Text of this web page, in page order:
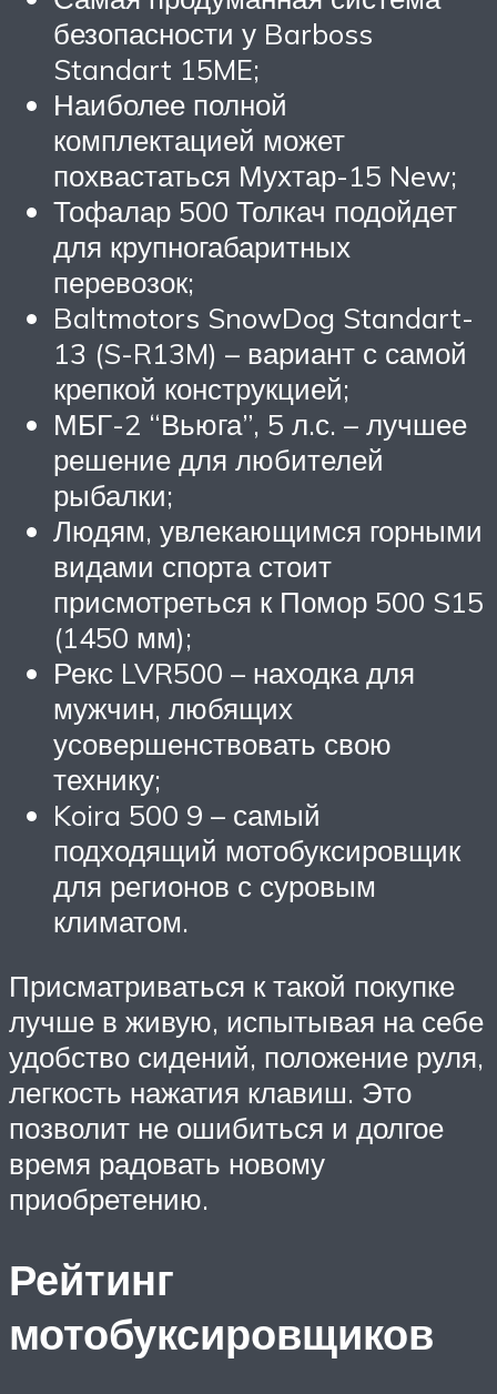
безопасности у Barboss
Standart 15ME;
Наиболее полной
комплектацией может
похвастаться Мухтар-15 New;
Тофалар 500 Толкач подойдет
для крупногабаритных
перевозок;
Baltmotors SnowDog Standart-
13 (S-R13M) – вариант с самой
крепкой конструкцией;
МБГ-2 “Вьюга”, 5 л.с. – лучшее
решение для любителей
рыбалки;
Людям, увлекающимся горными
видами спорта стоит
присмотреться к Помор 500 S15
(1450 мм);
Рекс LVR500 – находка для
мужчин, любящих
усовершенствовать свою
технику;
Koira 500 9 – самый
подходящий мотобуксировщик
для регионов с суровым
климатом.
Присматриваться к такой покупке
лучше в живую, испытывая на себе
удобство сидений, положение руля,
легкость нажатия клавиш. Это
позволит не ошибиться и долгое
время радовать новому
приобретению.
Рейтинг
мотобуксировщиков